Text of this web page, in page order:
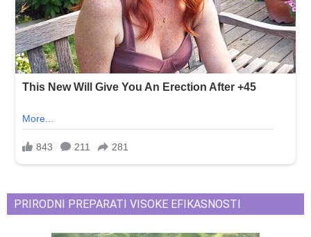
PRIRODNI PREPARATI VISOKE EFIKASNOSTI